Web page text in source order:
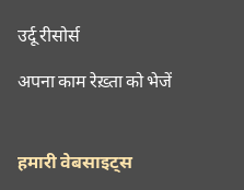
उर्दू रीसोर्स
अपना काम रेख़्ता को भेजें
हमारी वेबसाइट्स